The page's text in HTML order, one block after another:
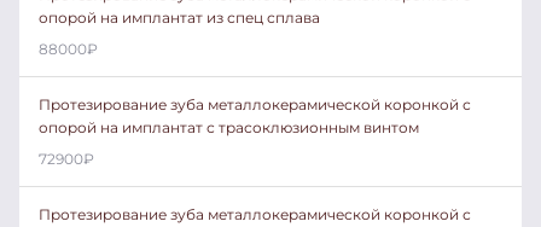
опорой на имплантат из спец сплава
88000₽
Протезирование зуба металлокерамической коронкой с
опорой на имплантат с трасоклюзионным винтом
72900₽
Протезирование зуба металлокерамической коронкой с